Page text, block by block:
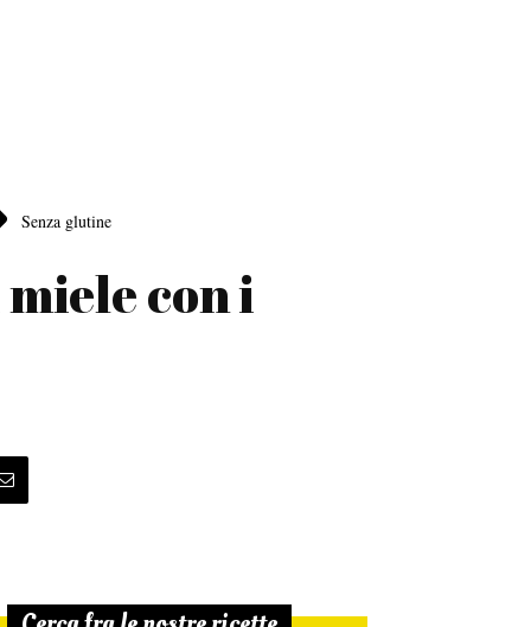
Senza glutine
con i